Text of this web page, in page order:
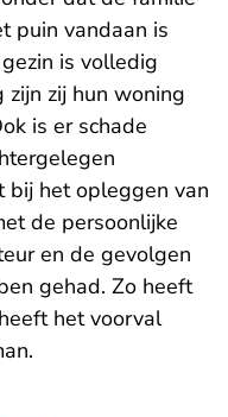
puin vandaan is
is volledig
zij hun woning
is er schade
bij het opleggen van
de persoonlijke
en de gevolgen
gehad. Zo heeft
het voorval